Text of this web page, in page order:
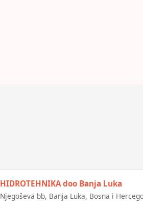
HIDROTEHNIKA doo Banja Luka
Njegoševa bb, Banja Luka, Bosna i